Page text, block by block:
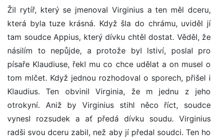
Žil rytíř, který se jmenoval Virginius a ten měl dceru,
která byla tuze krásná. Když šla do chrámu, uviděl jí
tam soudce Appius, který dívku chtěl dostat. Věděl, že
násilím to nepůjde, a protože byl lstiví, poslal pro
písaře Klaudiuse, řekl mu co chce udělat a on musel o
tom mlčet. Když jednou rozhodoval o sporech, přišel i
Klaudius. Ten obvinil Virginia, že m jednu z jeho
otrokyní. Aniž by Virginius stihl něco říct, soudce
vynesl rozsudek a ať předá dívku soudu. Virginius
radši svou dceru zabil, než aby jí předal soudci. Ten ho